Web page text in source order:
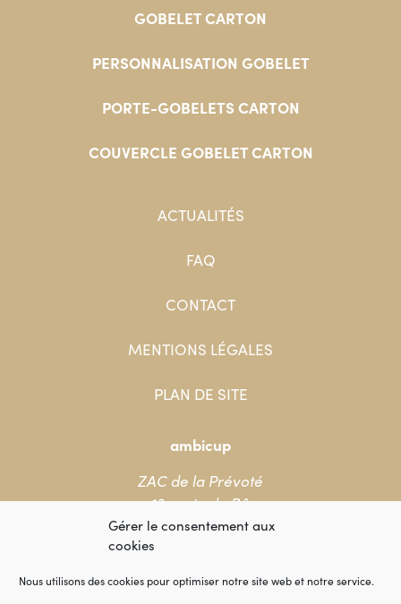
Gérer le consentement aux
cookies
Nous utilisons des cookies pour optimiser notre site web et notre service.
GOBELET CARTON
PERSONNALISATION GOBELET
PORTE-GOBELETS CARTON
COUVERCLE GOBELET CARTON
ACTUALITÉS
FAQ
CONTACT
MENTIONS LÉGALES
PLAN DE SITE
ambicup
ZAC de la Prévoté
13 route de Bû
78550 Houdan
+33 (0)1 86 90 88 88